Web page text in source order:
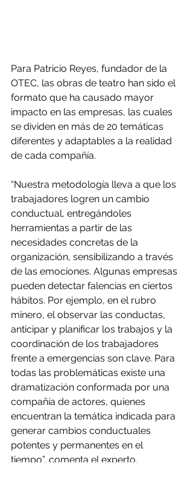
Para Patricio Reyes, fundador de la
OTEC, las obras de teatro han sido el
formato que ha causado mayor
impacto en las empresas, las cuales
se dividen en más de 20 temáticas
diferentes y adaptables a la realidad
de cada compañía.
“Nuestra metodología lleva a que los
trabajadores logren un cambio
conductual, entregándoles
herramientas a partir de las
necesidades concretas de la
organización, sensibilizando a través
de las emociones. Algunas empresas
pueden detectar falencias en ciertos
hábitos. Por ejemplo, en el rubro
minero, el observar las conductas,
anticipar y planificar los trabajos y la
coordinación de los trabajadores
frente a emergencias son clave. Para
todas las problemáticas existe una
dramatización conformada por una
compañía de actores, quienes
encuentran la temática indicada para
generar cambios conductuales
potentes y permanentes en el
tiempo”, comenta el experto.